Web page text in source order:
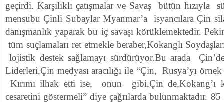
geçirdi. Karşılıklı çatışmalar ve Savaş bütün
mensubu Çinli Subaylar Myanmar’a isyancılara Çin
danışmanlık yaparak bu iç savaşı körüklemektedir.
tüm suçlamaları ret etmekle beraber,Kokanglı
lojistik destek sağlamayı sürdürüyor.Bu arada
Liderleri,Çin medyası aracılığı ile “Çin, Rusya’yı
Kırımı ilhak etti ise, onun gibi,Çin de,Kokang’ı
cesaretini göstermeli” diye çağrılarda bulunmaktadır.